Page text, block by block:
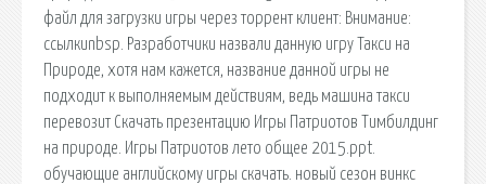
файл для загрузки игры через торрент клиент: Внимание:
ссылкиnbsp. Разработчики назвали данную игру Такси на
Природе, хотя нам кажется, название данной игры не
подходит к выполняемым действиям, ведь машина такси
перевозит Скачать презентацию Игры Патриотов Тимбилдинг
на природе. Игры Патриотов лето общее 2015.ppt.
обучающие английскому игры скачать. новый сезон винкс